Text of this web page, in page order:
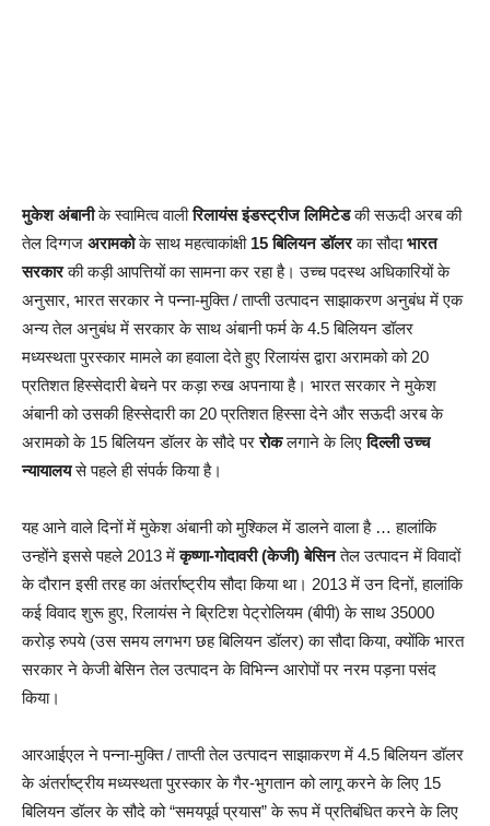
मुकेश अंबानीके स्वामित्व वालीरिलायंस इंडस्ट्रीज लिमिटेडकी सऊदी अरब की
तेल दिग्गज अरामकोके साथ महत्वाकांक्षी 15 बिलियन डॉलरका सौदाभारत
सरकारकी कड़ी आपत्तियों का सामना कर रहा है। उच्च पदस्थ अधिकारियों के
अनुसार, भारत सरकार ने पन्ना-मुक्ति / ताप्ती उत्पादन साझाकरण अनुबंध में एक
अन्य तेल अनुबंध में सरकार के साथ अंबानी फर्म के 4.5 बिलियन डॉलर
मध्यस्थता पुरस्कार मामले का हवाला देते हुए रिलायंस द्वारा अरामको को 20
प्रतिशत हिस्सेदारी बेचने पर कड़ा रुख अपनाया है। भारत सरकार ने मुकेश
अंबानी को उसकी हिस्सेदारी का 20 प्रतिशत हिस्सा देने और सऊदी अरब के
अरामको के 15 बिलियन डॉलर के सौदे पररोकलगाने के लिएदिल्ली उच्च
न्यायालयसे पहले ही संपर्क किया है।
यह आने वाले दिनों में मुकेश अंबानी को मुश्किल में डालने वाला है … हालांकि
उन्होंने इससे पहले 2013 मेंकृष्णा-गोदावरी (केजी) बेसिनतेल उत्पादन में विवादों
के दौरान इसी तरह का अंतर्राष्ट्रीय सौदा किया था। 2013 में उन दिनों, हालांकि
कई विवाद शुरू हुए, रिलायंस ने ब्रिटिश पेट्रोलियम (बीपी) के साथ 35000
करोड़ रुपये (उस समय लगभग छह बिलियन डॉलर) का सौदा किया, क्योंकि भारत
सरकार ने केजी बेसिन तेल उत्पादन के विभिन्न आरोपों पर नरम पड़ना पसंद
किया।
आरआईएल ने पन्ना-मुक्ति / ताप्ती तेल उत्पादन साझाकरण में 4.5 बिलियन डॉलर
के अंतर्राष्ट्रीय मध्यस्थता पुरस्कार के गैर-भुगतान को लागू करने के लिए 15
बिलियन डॉलर के सौदे को “समयपूर्व प्रयास” के रूप में प्रतिबंधित करने के लिए